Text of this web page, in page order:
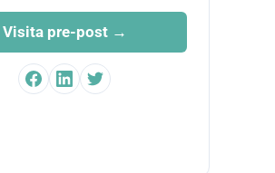
Visita pre-post →